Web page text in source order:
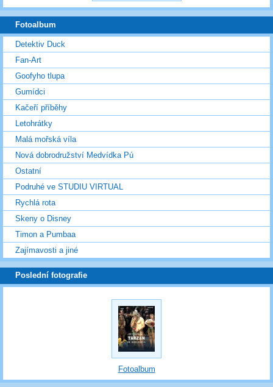
Fotoalbum
Detektiv Duck
Fan-Art
Goofyho tlupa
Gumídci
Kačeří příběhy
Letohrátky
Malá mořská víla
Nová dobrodružství Medvídka Pú
Ostatní
Podruhé ve STUDIU VIRTUAL
Rychlá rota
Skeny o Disney
Timon a Pumbaa
Zajímavosti a jiné
Poslední fotografie
Fotoalbum